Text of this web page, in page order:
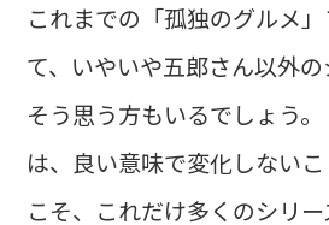
これまでの「孤独のグルメ
て、いやいや五郎さん以外の
そう思う方もいるでしょう。
は、良い意味で変化しない
こそ、これだけ多くのシリ